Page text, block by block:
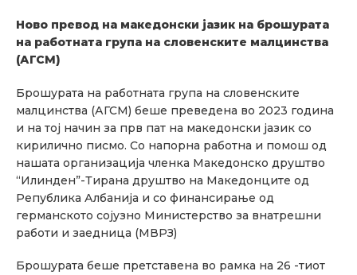
Ново превод на македонски јазик на брошурата
на работната група на словенските малцинства
(АГСМ)
Брошурата на работната група на словенските
малцинства (АГСМ) беше преведена во 2023 година
и на тој начин за прв пат на македонски јазик со
кирилично писмо. Со напорна работна и помош од
нашата организација членка Македонско друштво
“Илинден”-Тирана друштво на Македонците од
Република Албанија и со финансирање од
германското сојузно Министерство за внатрешни
работи и заедница (МВРЗ)
Брошурата беше претставена во рамка на 26 -тиот